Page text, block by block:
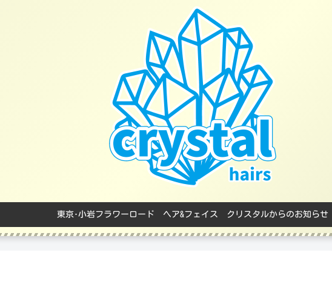
東京･小岩フラワーロード ヘア&フェイス クリスタルからのお知らせ